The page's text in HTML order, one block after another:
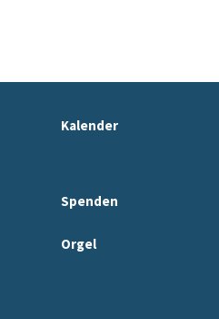
Kalender
Spenden
Orgel